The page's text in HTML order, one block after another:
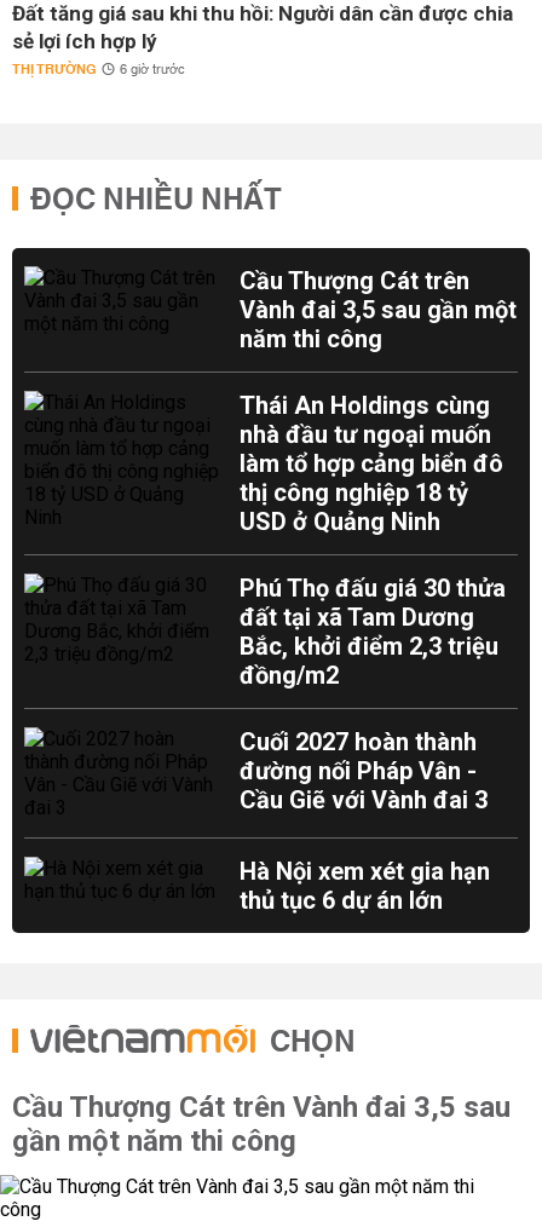
Đất tăng giá sau khi thu hồi: Người dân cần được chia
sẻ lợi ích hợp lý
THỊ TRƯỜNG 6 giờ trước
ĐỌC NHIỀU NHẤT
Cầu Thượng Cát trên
Vành đai 3,5 sau gần một
năm thi công
Thái An Holdings cùng
nhà đầu tư ngoại muốn
làm tổ hợp cảng biển đô
thị công nghiệp 18 tỷ
USD ở Quảng Ninh
Phú Thọ đấu giá 30 thửa
đất tại xã Tam Dương
Bắc, khởi điểm 2,3 triệu
đồng/m2
Cuối 2027 hoàn thành
đường nối Pháp Vân -
Cầu Giẽ với Vành đai 3
Hà Nội xem xét gia hạn
thủ tục 6 dự án lớn
CHỌN
Cầu Thượng Cát trên Vành đai 3,5 sau
gần một năm thi công